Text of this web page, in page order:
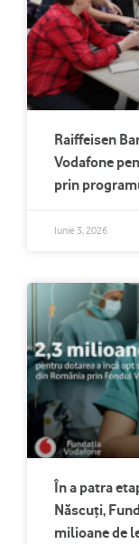
Raiffeisen
Vodafone
prin
Iunie 3, 2026
În a patra
Născuți,
milioane de